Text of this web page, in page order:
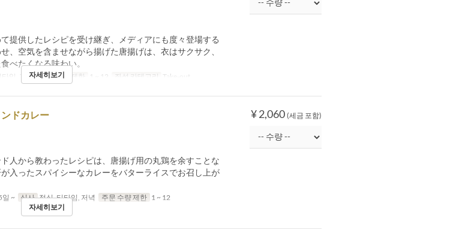
提供したレシピを受け継ぎ、メディアにも度々登場する
、空気を含ませながら揚げた唐揚げは、衣はサクサク、
べたくなる味わい。
타임, 저녁 주문 수량 제한 1 ~ 12 좌석 카테고리 Take-out
자세히보기
¥ 2,060 (세금 포함)
ドカレー
人から教わったレシピは、唐揚げ用の丸鶏を余すことな
入ったスパイシーなカレーをバターライスでお召し上が
일 ~ 식사 점심, 티타임, 저녁 주문 수량 제한 1 ~ 12
자세히보기